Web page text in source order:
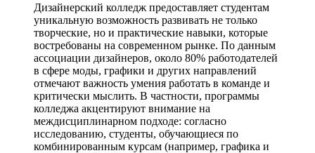
Дизайнерский колледж предоставляет студентам
уникальную возможность развивать не только
творческие, но и практические навыки, которые
востребованы на современном рынке. По данным
ассоциации дизайнеров, около 80% работодателей
в сфере моды, графики и других направлений
отмечают важность умения работать в команде и
критически мыслить. В частности, программы
колледжа акцентируют внимание на
междисциплинарном подходе: согласно
исследованию, студенты, обучающиеся по
комбинированным курсам (например, графика и